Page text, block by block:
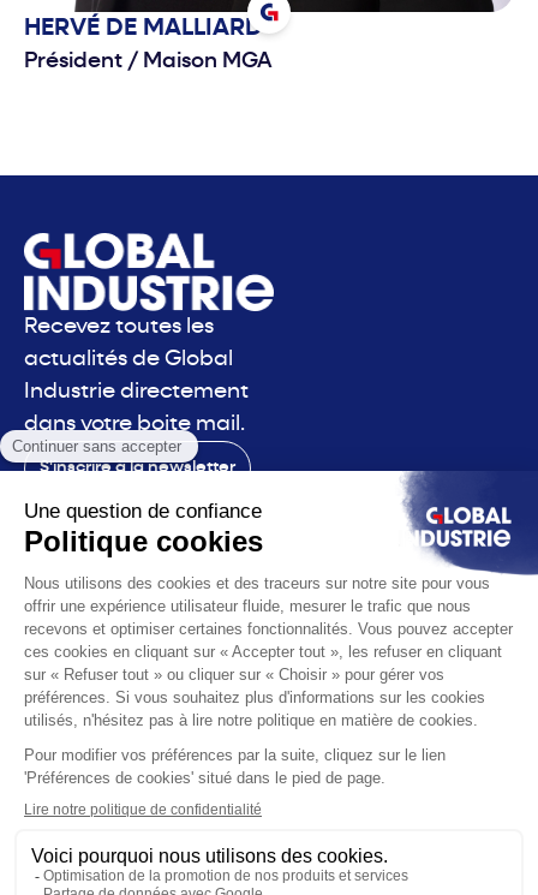
HERVÉ DE MALLIARD
Président / Maison MGA
Recevez toutes les
actualités de Global
Industrie directement
dans votre boite mail.
S'inscrire à la newsletter
Contact
Le salon
La voix
Les solutions
L'actualité